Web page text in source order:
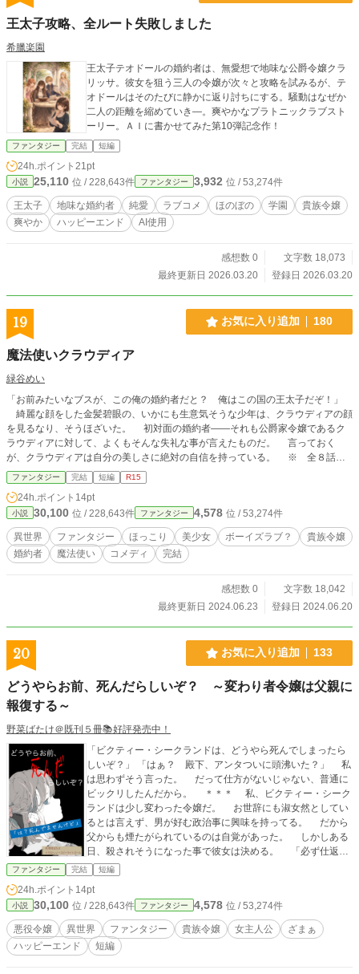
王太子攻略、全ルート失敗しました
希臘楽園
王太子テオドールの婚約者は、無愛想で地味な公爵令嬢クラ
リッサ。彼女を狙う三人の令嬢が次々と攻略を試みるが、テ
オドールはそのたびに静かに返り討ちにする。騒動はなぜか
二人の距離を縮めていき―。爽やかなプラトニックラブスト
ーリー。ＡＩに書かせてみた第10弾記念作！
ファンタジー 完結 短編
24h.ポイント 21pt
小説 25,110 位 / 228,643件 ファンタジー 3,932 位 / 53,274件
王太子 地味な婚約者 純愛 ラブコメ ほのぼの 学園
貴族令嬢
爽やか
ハッピーエンド AI使用
感想数 0
文字数 18,073
最終更新日 2026.03.20
登録日 2026.03.20
19 お気に入り追加 180
魔法使いクラウディア
緑谷めい
「お前みたいなブスが、この俺の婚約者だと？ 俺はこの国の王太子だぞ！」
綺麗な顔をした金髪碧眼の、いかにも生意気そうな少年は、クラウディアの顔
を見るなり、そうほざいた。 初対面の婚約者――それも公爵家令嬢であるク
ラウディアに対して、よくもそんな失礼な事が言えたものだ。 言っておく
が、クラウディアは自分の美しさに絶対の自信を持っている。 ※ 全８話完
結予定 ※ ボーイズラブのタグは保険です。
ファンタジー 完結 短編 R15
24h.ポイント 14pt
小説 30,100 位 / 228,643件 ファンタジー 4,578 位 / 53,274件
異世界 ファンタジー ほっこり 美少女 ボーイズラブ？
貴族令嬢
婚約者
魔法使い コメディ 完結
感想数 0
文字数 18,042
最終更新日 2024.06.23
登録日 2024.06.20
20 お気に入り追加 133
どうやらお前、死んだらしいぞ？ ～変わり者令嬢は父親に
報復する～
野菜ばたけ＠既刊５冊📚好評発売中！
「ビクティー・シークランドは、どうやら死んでしまったら
しいぞ？」 「はぁ？ 殿下、アンタついに頭沸いた？」 私
は思わずそう言った。 だって仕方がないじゃない、普通に
ビックリしたんだから。 ＊＊＊ 私、ビクティー・シーク
ランドは少し変わった令嬢だ。 お世辞にも淑女然としてい
るとは言えず、男が好む政治事に興味を持ってる。 だから
父からも煙たがられているのは自覚があった。 しかしある
日、殺されそうになった事で彼女は決める。 「必ず仕返し
してやろう」って。 そんな令嬢の人望と理性に支えられた
大勝負をご覧あれ。
ファンタジー 完結 短編
24h.ポイント 14pt
小説 30,100 位 / 228,643件 ファンタジー 4,578 位 / 53,274件
悪役令嬢 異世界 ファンタジー 貴族令嬢 女主人公
ざまぁ
ハッピーエンド
短編